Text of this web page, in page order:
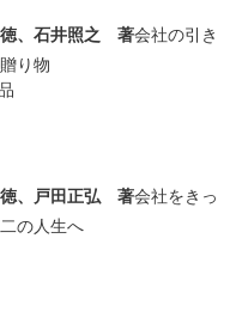
徳、石井照之 著会社の引き
り物
徳、戸田正弘 著会社をきっ
の人生へ